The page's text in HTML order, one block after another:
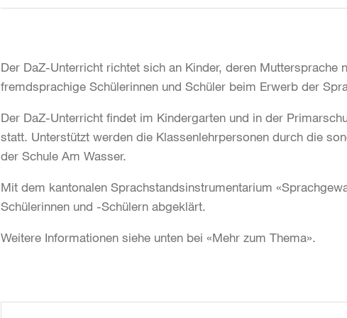
Der DaZ-Unterricht richtet sich an Kinder, deren Muttersprache
fremdsprachige Schülerinnen und Schüler beim Erwerb der
Der DaZ-Unterricht findet im Kindergarten und in der
statt. Unterstützt werden die Klassenlehrpersonen durch die
der Schule Am Wasser.
Mit dem kantonalen Sprachstandsinstrumentarium
Schülerinnen und -Schülern abgeklärt.
Weitere Informationen siehe unten bei «Mehr zum Thema».